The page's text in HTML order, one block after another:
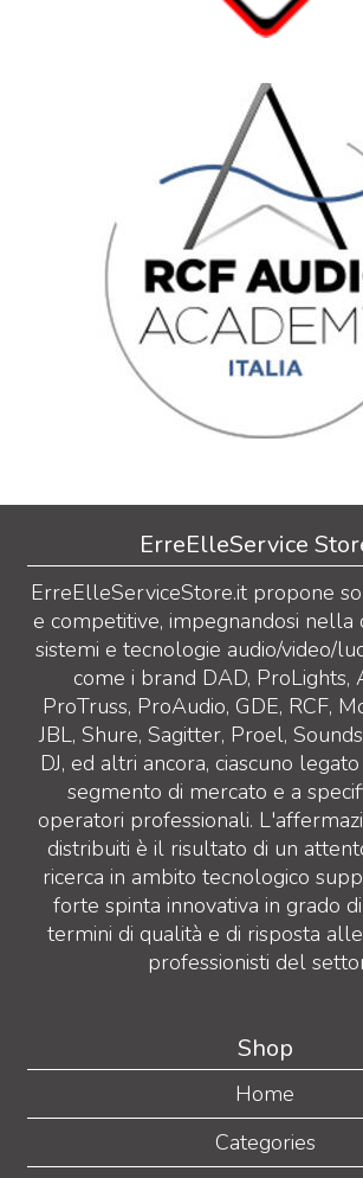
ErreElleService
ErreElleServiceStore.it propone
e competitive, impegnandosi nella
sistemi e tecnologie audio/video/
come i brand DAD, ProLights,
ProTruss, ProAudio, GDE, RCF,
JBL, Shure, Sagitter, Proel,
DJ, ed altri ancora, ciascuno
segmento di mercato e a
operatori professionali.
distribuiti è il risultato di un
ricerca in ambito tecnologico
forte spinta innovativa in grado
termini di qualità e di risposta
professionisti del
Shop
Home
Categories